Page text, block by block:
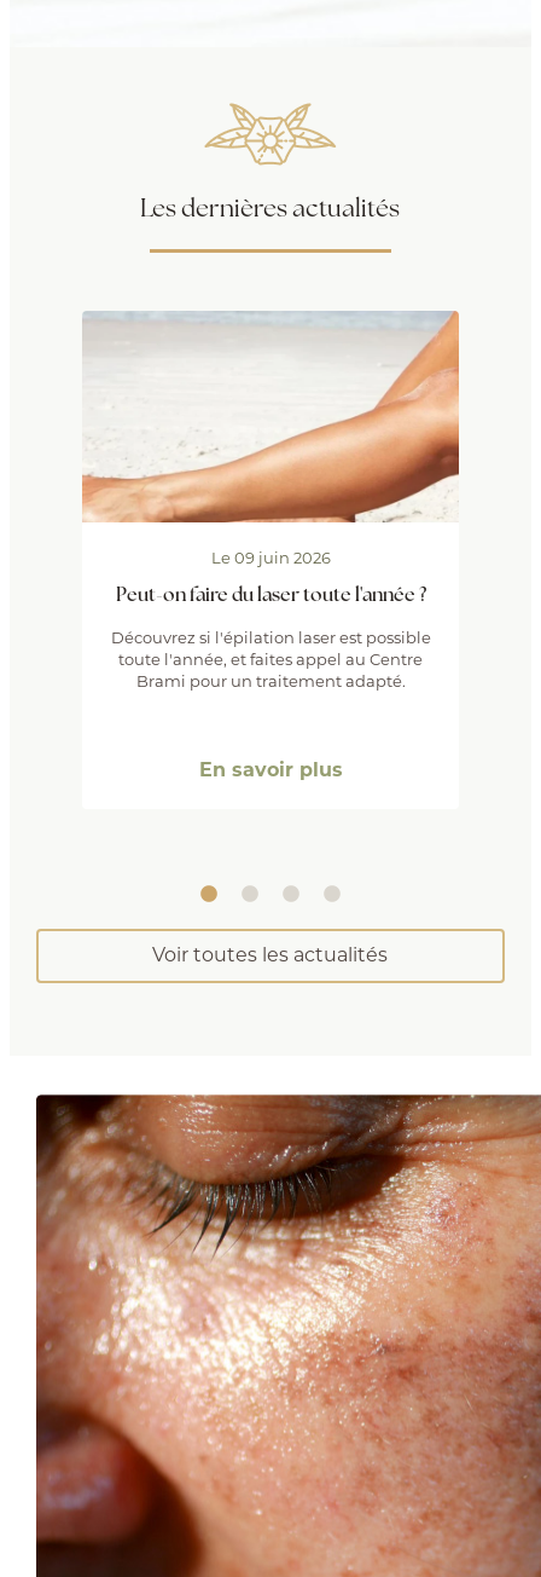
Les dernières actualités
Le09 juin 2026
Peut-on faire du laser toute l'année ?
Découvrez si l'épilation laser est possible
toute l'année, et faites appel au Centre
Brami pour un traitement adapté.
En savoir plus
Voir toutes les actualités